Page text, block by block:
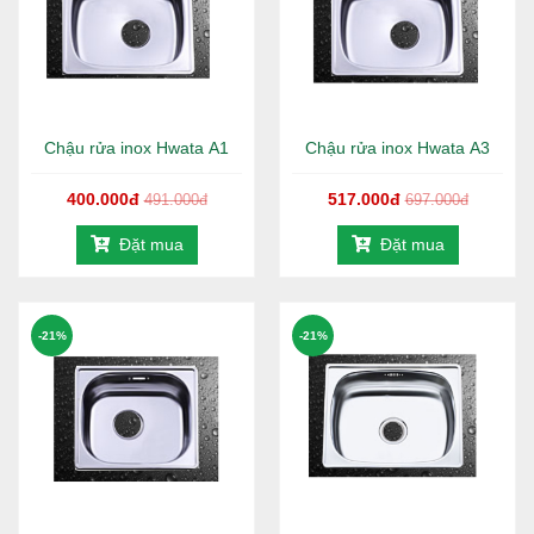
- Kích thước chậu rửa chén inox Hwata A2 phù hợp với
không gian bếp Việt
Hwata khác
HỆ THỐNG PHÂN PHỐI HÀNG ĐẦU UY TÍN - CHUYÊN
NGHIỆP TẠI TP. HCM
GIAO HÀNG MIỄN PHÍ TOÀN QUỐC
Chậu rửa inox Hwata A1
400.000đ 491.000đ
Đặt mua
Chậu rửa inox Hwata A3
517.000đ 697.000đ
Đặt mua
-21% -21%